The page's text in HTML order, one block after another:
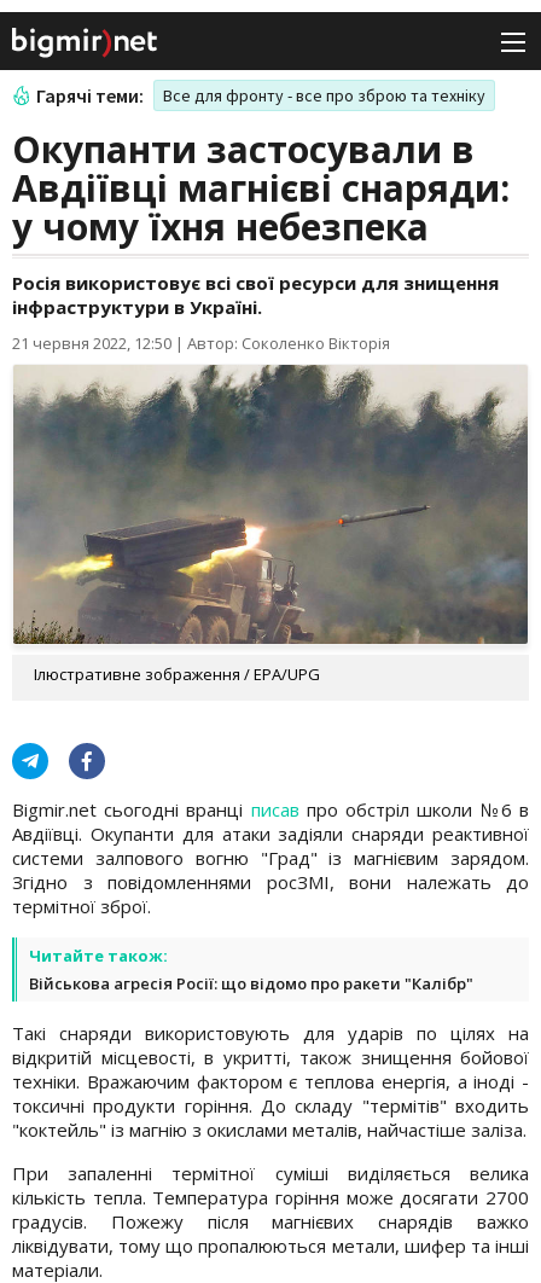
Гарячі теми: Все для фронту - все про зброю та техніку
Окупанти застосували в
Авдіївці магнієві снаряди:
у чому їхня небезпека
Росія використовує всі свої ресурси для знищення
інфраструктури в Україні.
21 червня 2022, 12:50 | Автор: Соколенко Вікторія
Ілюстративне зображення / EPA/UPG
Bigmir.net сьогодні вранці писав про обстріл школи №6 в
Авдіївці. Окупанти для атаки задіяли снаряди реактивної
системи залпового вогню "Град" із магнієвим зарядом.
Згідно з повідомленнями росЗМІ, вони належать до
термітної зброї.
Читайте також:
Військова агресія Росії: що відомо про ракети "Калібр"
Такі снаряди використовують для ударів по цілях на
відкритій місцевості, в укритті, також знищення бойової
техніки. Вражаючим фактором є теплова енергія, а іноді -
токсичні продукти горіння. До складу "термітів" входить
"коктейль" із магнію з окислами металів, найчастіше заліза.
При запаленні термітної суміші виділяється велика
кількість тепла. Температура горіння може досягати 2700
градусів. Пожежу після магнієвих снарядів важко
ліквідувати, тому що пропалюються метали, шифер та інші
матеріали.